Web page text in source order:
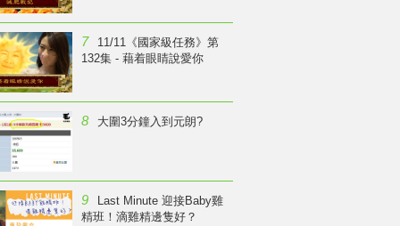
7
11/11《國家級任務》第
132集 - 藉着眼睛說愛你
8 大圍3分鐘入到元朗?
9
Last Minute 迎接Baby雞
精班！滴雞精邊隻好？